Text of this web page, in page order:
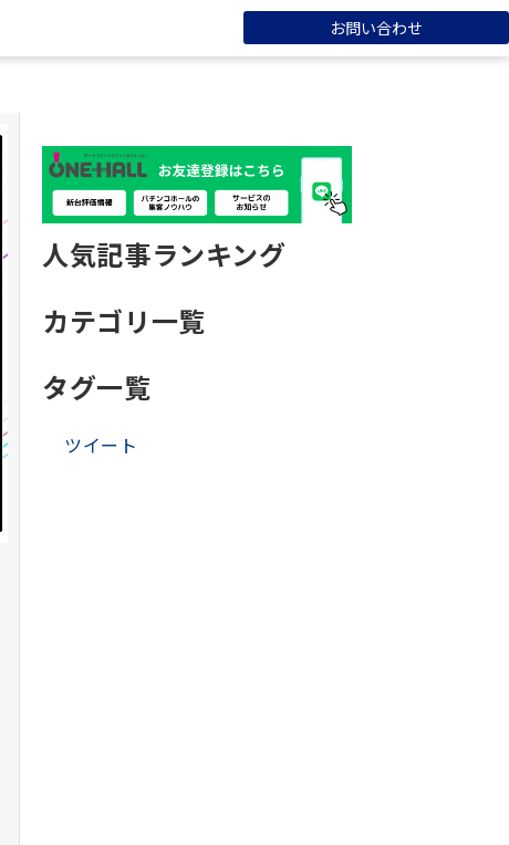
お問い合わせ
人気記事ランキング
カテゴリ一覧
タグ一覧
ツイート